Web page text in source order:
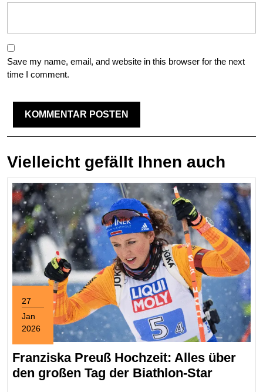
Save my name, email, and website in this browser for the next
time I comment.
Vielleicht gefällt Ihnen auch
27
Jan
2026
27,
2026
Franziska Preuß Hochzeit: Alles über
den großen Tag der Biathlon-Star